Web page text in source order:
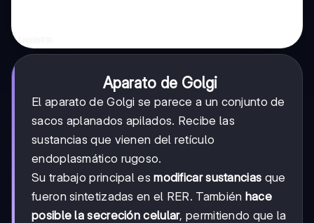
Aparato de Golgi
El aparato de Golgi se parece a un conjunto de
sacos aplanados apilados. Recibe las
sustancias que vienen del retículo
endoplasmático rugoso.
Su trabajo principal esmodificar sustancias que
fueron sintetizadas en el RER. También hace
posible la secreción celular, permitiendo que la